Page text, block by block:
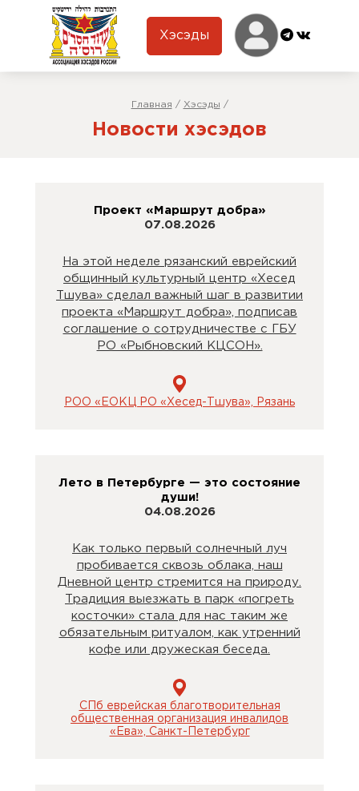
Хэсэды
Главная / Хэсэды /
Новости хэсэдов
Проект «Маршрут добра»
07.08.2026
На этой неделе рязанский еврейский
общинный культурный центр «Хесед
Тшува» сделал важный шаг в развитии
проекта «Маршрут добра», подписав
соглашение о сотрудничестве с ГБУ
РО «Рыбновский КЦСОН».
РОО «ЕОКЦ РО «Хесед-Тшува», Рязань
Лето в Петербурге — это состояние
души!
04.08.2026
Как только первый солнечный луч
пробивается сквозь облака, наш
Дневной центр стремится на природу.
Традиция выезжать в парк «погреть
косточки» стала для нас таким же
обязательным ритуалом, как утренний
кофе или дружеская беседа.
СПб еврейская благотворительная
общественная организация инвалидов
«Ева», Санкт-Петербург